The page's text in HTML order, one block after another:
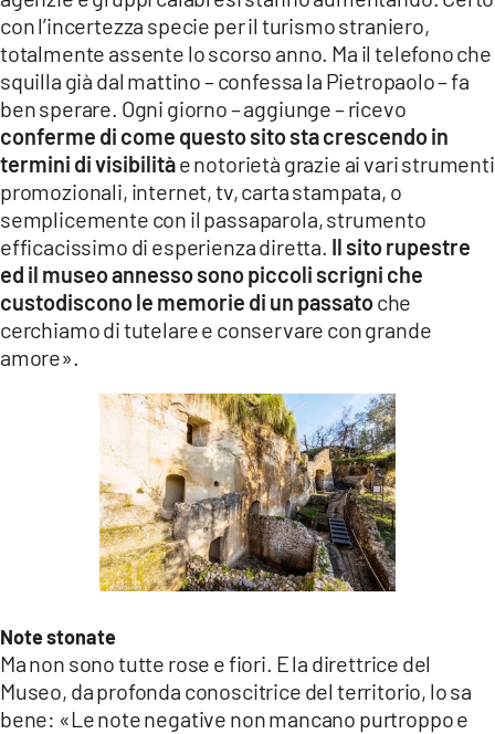
con l’incertezza specie per il turismo straniero,
totalmente assente lo scorso anno. Ma il telefono che
squilla già dal mattino – confessa la Pietropaolo – fa
ben sperare. Ogni giorno – aggiunge – ricevo
conferme di come questo sito sta crescendo in
termini di visibilitàe notorietà grazie ai vari strumenti
promozionali, internet, tv, carta stampata, o
semplicemente con il passaparola, strumento
efficacissimo di esperienza diretta. Il sito rupestre
ed il museo annesso sono piccoli scrigni che
custodiscono le memorie di un passatoche
cerchiamo di tutelare e conservare con grande
amore».
Note stonate
Ma non sono tutte rose e fiori. E la direttrice del
Museo, da profonda conoscitrice del territorio, lo sa
bene: «Le note negative non mancano purtroppo e